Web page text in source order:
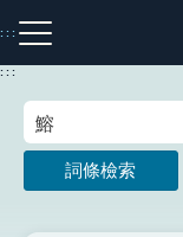
到
主
:::
注音索引圖示
:::
詞條檢索